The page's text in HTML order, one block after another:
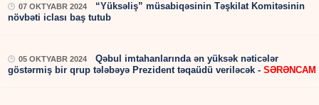
07 OKTYABR 2024
“Yüksəliş” müsabiqəsinin Təşkilat Komitəsinin
növbəti iclası baş tutub
05 OKTYABR 2024
Qəbul imtahanlarında ən yüksək nəticələr
göstərmiş bir qrup tələbəyə Prezident təqaüdü veriləcək - SƏRƏNCAM